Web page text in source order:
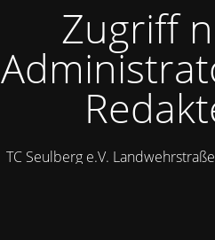
Zugriff
TC Seulberg e.V.